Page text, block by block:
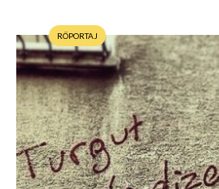
RÖPORTAJ